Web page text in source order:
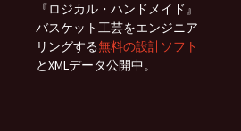
『ロジカル・ハンドメイド』
バスケット工芸をエンジニア
リングする無料の設計ソフト
とXMLデータ公開中。